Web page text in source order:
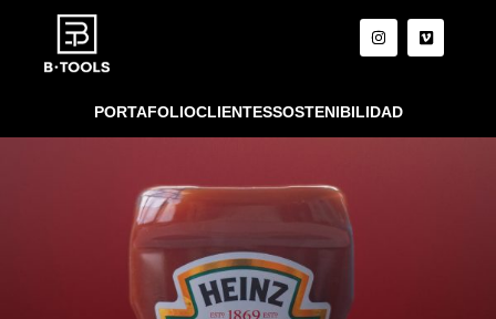
PORTAFOLIOCLIENTESSOSTENIBILIDAD